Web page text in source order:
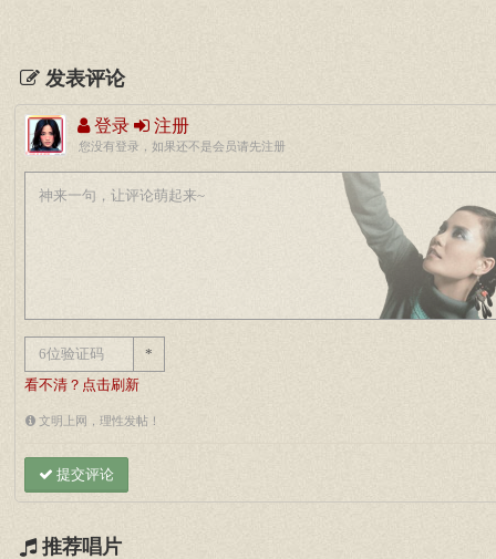
发表评论
登录 注册
您没有登录，如果还不是会员请先注册
*
看不清？点击刷新
文明上网，理性发帖！
提交评论
推荐唱片